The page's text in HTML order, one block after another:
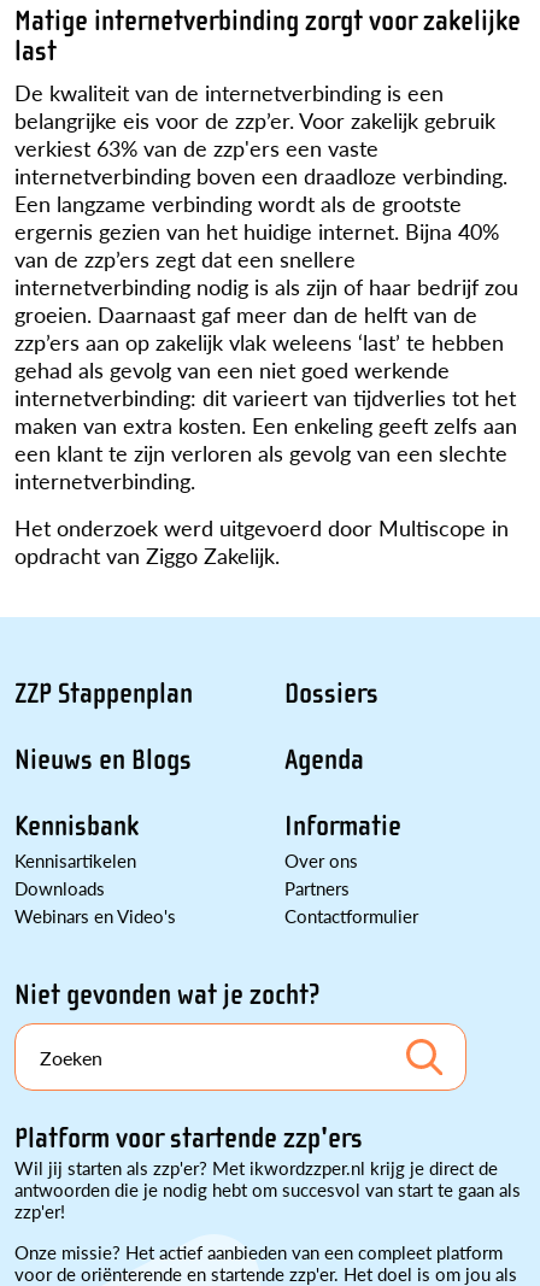
Matige internetverbinding zorgt voor zakelijke
last
De kwaliteit van de internetverbinding is een
belangrijke eis voor de zzp’er. Voor zakelijk gebruik
verkiest 63% van de zzp'ers een vaste
internetverbinding boven een draadloze verbinding.
Een langzame verbinding wordt als de grootste
ergernis gezien van het huidige internet. Bijna 40%
van de zzp’ers zegt dat een snellere
internetverbinding nodig is als zijn of haar bedrijf zou
groeien. Daarnaast gaf meer dan de helft van de
zzp’ers aan op zakelijk vlak weleens ‘last’ te hebben
gehad als gevolg van een niet goed werkende
internetverbinding: dit varieert van tijdverlies tot het
maken van extra kosten. Een enkeling geeft zelfs aan
een klant te zijn verloren als gevolg van een slechte
internetverbinding.
Het onderzoek werd uitgevoerd door Multiscope in
opdracht van Ziggo Zakelijk.
ZZP Stappenplan
Nieuws en Blogs
Kennisbank
Kennisartikelen
Downloads
Webinars en Video's
Dossiers
Agenda
Informatie
Over ons
Partners
Contactformulier
Niet gevonden wat je zocht?
Zoeken
Platform voor startende zzp'ers
Wil jij starten als zzp'er? Met ikwordzzper.nl krijg je direct de
antwoorden die je nodig hebt om succesvol van start te gaan als
zzp'er!
Onze missie? Het actief aanbieden van een compleet platform
voor de oriënterende en startende zzp'er. Het doel is om jou als